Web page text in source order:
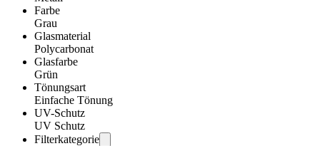
Farbe
Grau
Glasmaterial
Polycarbonat
Glasfarbe
Grün
Tönungsart
Einfache Tönung
UV-Schutz
UV Schutz
Filterkategorie